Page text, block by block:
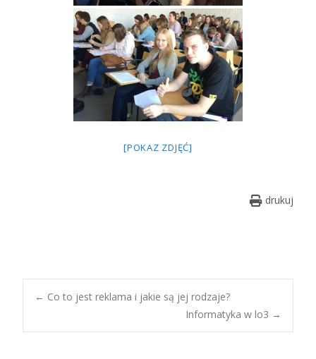
[POKAZ ZDJĘĆ]
drukuj
Post
← Co to jest reklama i jakie są jej rodzaje?
Informatyka w lo3 →